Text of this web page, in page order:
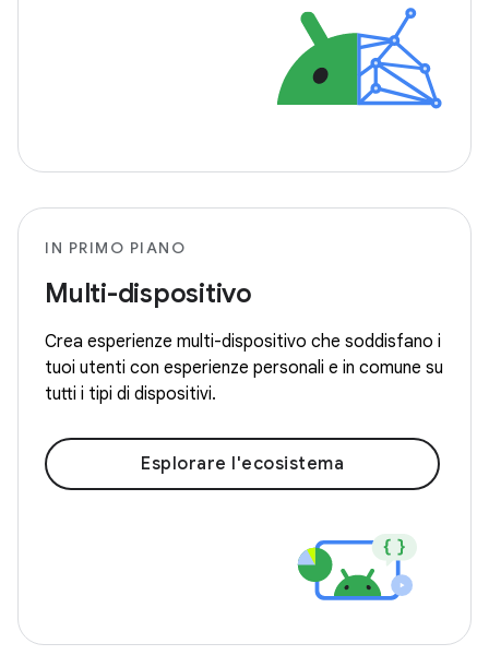
IN PRIMO PIANO
Multi-dispositivo
Crea esperienze multi-dispositivo che soddisfano i
tuoi utenti con esperienze personali e in comune su
tutti i tipi di dispositivi.
Esplorare l'ecosistema